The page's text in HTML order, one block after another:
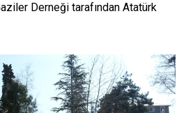
Derneği tarafından Atatürk